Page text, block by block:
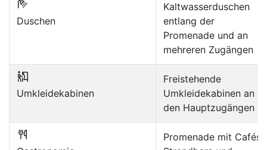
Duschen
Kaltwasserduschen
entlang der
Promenade und an
mehreren Zugängen
Umkleidekabinen
Freistehende
Umkleidekabinen an
den Hauptzugängen
Promenade mit Cafés,